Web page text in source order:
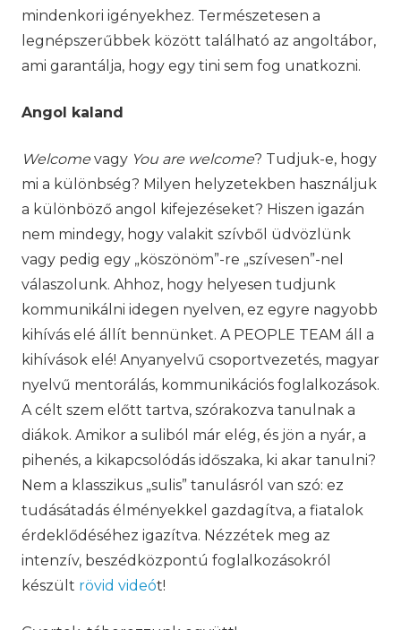
mindenkori igényekhez. Természetesen a
legnépszerűbbek között található az angoltábor,
ami garantálja, hogy egy tini sem fog unatkozni.
Angol kaland
Welcome vagy You are welcome? Tudjuk-e, hogy
mi a különbség? Milyen helyzetekben használjuk
a különböző angol kifejezéseket? Hiszen igazán
nem mindegy, hogy valakit szívből üdvözlünk
vagy pedig egy „köszönöm”-re „szívesen”-nel
válaszolunk. Ahhoz, hogy helyesen tudjunk
kommunikálni idegen nyelven, ez egyre nagyobb
kihívás elé állít bennünket. A PEOPLE TEAM áll a
kihívások elé! Anyanyelvű csoportvezetés, magyar
nyelvű mentorálás, kommunikációs foglalkozások.
A célt szem előtt tartva, szórakozva tanulnak a
diákok. Amikor a suliból már elég, és jön a nyár, a
pihenés, a kikapcsolódás időszaka, ki akar tanulni?
Nem a klasszikus „sulis” tanulásról van szó: ez
tudásátadás élményekkel gazdagítva, a fiatalok
érdeklődéséhez igazítva. Nézzétek meg az
intenzív, beszédközpontú foglalkozásokról
készült rövid videót!